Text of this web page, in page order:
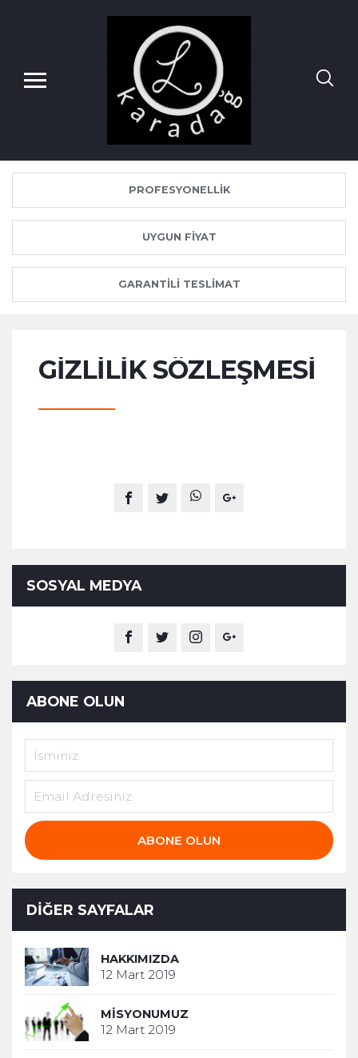
PROFESYONELLIK
UYGUN FIYAT
GARANTILI TESLIMAT
GIZLILIK SÖZLEŞMESI
SOSYAL MEDYA
ABONE OLUN
ABONE OLUN
DIĞER SAYFALAR
HAKKIMIZDA
12 Mart 2019
MISYONUMUZ
12 Mart 2019